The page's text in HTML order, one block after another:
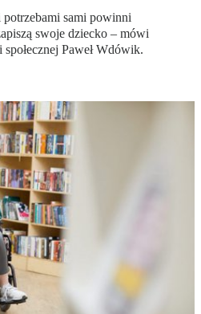
sami powinni
swoje dziecko – mówi
Paweł Wdówik.